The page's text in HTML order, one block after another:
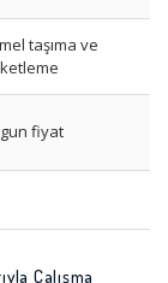
taşıma ve
fiyat
Çalışma